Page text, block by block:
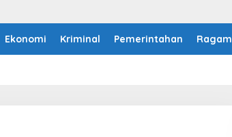
Ekonomi Kriminal Pemerintahan Ragam